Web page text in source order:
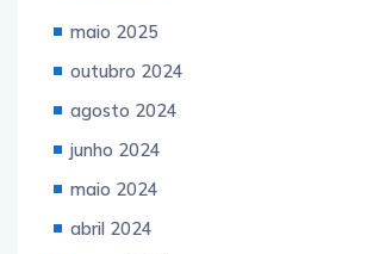
maio 2025
outubro 2024
agosto 2024
junho 2024
maio 2024
abril 2024